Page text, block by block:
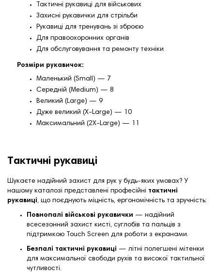
Тактичні рукавиці для військових
Захисні рукавички для стрільби
Рукавиці для тренувань зі зброєю
Для правоохоронних органів
Для обслуговування та ремонту техніки
Розміри рукавичок:
Маленький (Small) — 7
Середній (Medium) — 8
Великий (Large) — 9
Дуже великий (X-Large) — 10
Максимальний (2X-Large) — 11
Тактичні рукавиці
Шукаєте надійний захист для рук у будь-яких умовах? У
нашому каталозі представлені професійні тактичні
рукавиці, що поєднують міцність, ергономічність та зручність:
Повнопалі військові рукавички — надійний
всесезонний захист кисті, суглобів та пальців з
підтримкою Touch Screen для роботи з екранами.
Безпалі тактичні рукавиці — літні полегшені мітенки
для максимальної свободи рухів та високої тактильної
чутливості.